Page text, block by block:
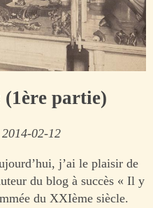
(1ère partie)
02-12
j’ai le plaisir de
du blog à succès « Il y
du XXIème siècle.